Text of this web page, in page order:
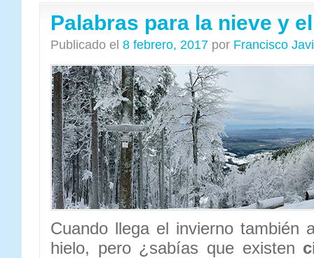
Palabras para la nieve y
Publicado el 8 febrero, 2017 por Francisco
Cuando llega el invierno también
hielo, pero ¿sabías que existen